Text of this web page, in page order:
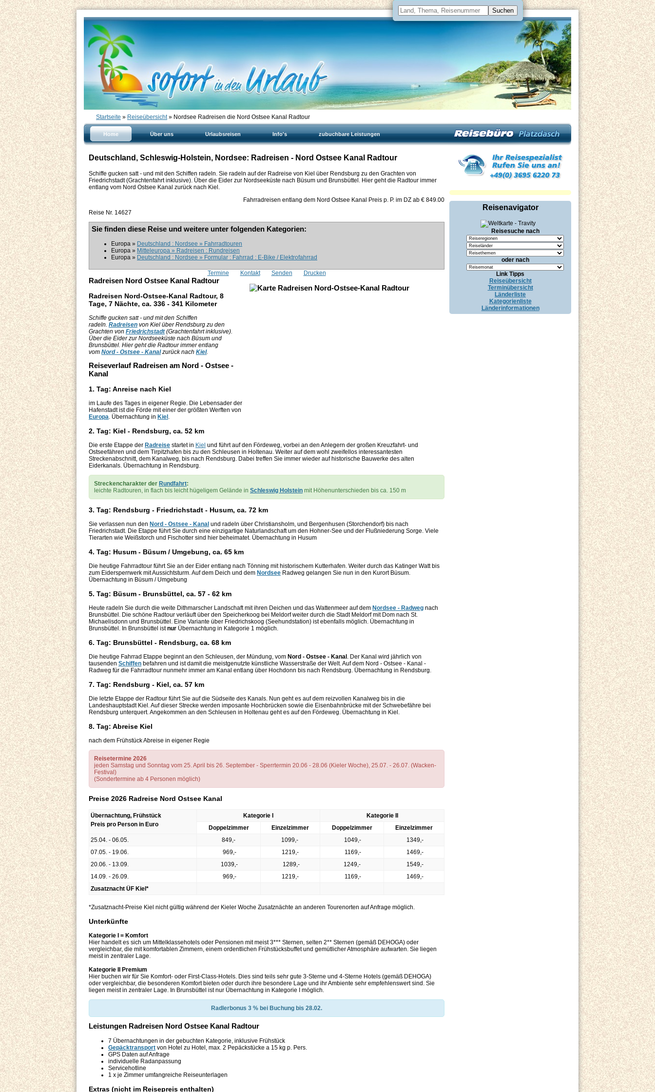
Startseite » Reiseübersicht» Nordsee Radreisen die Nord Ostsee Kanal Radtour
Home Über uns Urlaubsreisen Info's zubuchbare Leistungen
Deutschland, Schleswig-Holstein, Nordsee: Radreisen - Nord Ostsee Kanal Radtour
Schiffe gucken satt - und mit den Schiffen radeln. Sie radeln auf der Radreise von Kiel über Rendsburg zu den Grachten von
Friedrichstadt (Grachtenfahrt inklusive). Über die Eider zur Nordseeküste nach Büsum und Brunsbüttel. Hier geht die Radtour immer
entlang vom Nord Ostsee Kanal zurück nach Kiel.
Fahrradreisen entlang dem Nord Ostsee Kanal Preis p. P. im DZ ab € 849.00
Reise Nr. 14627
Sie finden diese Reise und weitere unter folgenden Kategorien:
Europa » Deutschland : Nordsee » Fahrradtouren
Europa » Mitteleuropa » Radreisen : Rundreisen
Europa » Deutschland : Nordsee » Formular : Fahrrad : E-Bike / Elektrofahrrad
Termine Kontakt Senden Drucken
Radreisen Nord Ostsee Kanal Radtour
Radreisen Nord-Ostsee-Kanal Radtour, 8
Tage, 7 Nächte, ca. 336 - 341 Kilometer
Schiffe gucken satt - und mit den Schiffen
radeln. Radreisen von Kiel über Rendsburg zu den
Grachten von Friedrichstadt(Grachtenfahrt inklusive).
Über die Eider zur Nordseeküste nach Büsum und
Brunsbüttel. Hier geht die Radtour immer entlang
vom Nord - Ostsee - Kanalzurück nach Kiel.
Reiseverlauf Radreisen am Nord - Ostsee -
Kanal
1. Tag: Anreise nach Kiel
im Laufe des Tages in eigener Regie. Die Lebensader der
Hafenstadt ist die Förde mit einer der größten Werften von
Europa. Übernachtung in Kiel .
2. Tag: Kiel - Rendsburg, ca. 52 km
Die erste Etappe der Radreise startet in Kiel und führt auf den Fördeweg, vorbei an den Anlegern der großen Kreuzfahrt- und
Ostseefähren und dem Tirpitzhafen bis zu den Schleusen in Holtenau. Weiter auf dem wohl zweifellos interessantesten
Streckenabschnitt, dem Kanalweg, bis nach Rendsburg. Dabei treffen Sie immer wieder auf historische Bauwerke des alten
Eiderkanals. Übernachtung in Rendsburg.
Streckencharakter der Rundfahrt:
leichte Radtouren, in flach bis leicht hügeligem Gelände in Schleswig Holstein mit Höhenunterschieden bis ca. 150 m
3. Tag: Rendsburg - Friedrichstadt - Husum, ca. 72 km
Sie verlassen nun den Nord - Ostsee - Kanal und radeln über Christiansholm, und Bergenhusen (Storchendorf) bis nach
Friedrichstadt. Die Etappe führt Sie durch eine einzigartige Naturlandschaft um den Hohner-See und der Flußniederung Sorge. Viele
Tierarten wie Weißstorch und Fischotter sind hier beheimatet. Übernachtung in Husum
4. Tag: Husum - Büsum / Umgebung, ca. 65 km
Die heutige Fahrradtour führt Sie an der Eider entlang nach Tönning mit historischem Kutterhafen. Weiter durch das Katinger Watt bis
zum Eidersperrwerk mit Aussichtsturm. Auf dem Deich und dem Nordsee Radweg gelangen Sie nun in den Kurort Büsum.
Übernachtung in Büsum / Umgebung
5. Tag: Büsum - Brunsbüttel, ca. 57 - 62 km
Heute radeln Sie durch die weite Dithmarscher Landschaft mit ihren Deichen und das Wattenmeer auf dem Nordsee - Radweg nach
Brunsbüttel. Die schöne Radtour verläuft über den Speicherkoog bei Meldorf weiter durch die Stadt Meldorf mit Dom nach St.
Michaelisdonn und Brunsbüttel. Eine Variante über Friedrichskoog (Seehundstation) ist ebenfalls möglich. Übernachtung in
Brunsbüttel. In Brunsbüttel istnur Übernachtung in Kategorie 1 möglich.
6. Tag: Brunsbüttel - Rendsburg, ca. 68 km
Die heutige Fahrrad Etappe beginnt an den Schleusen, der Mündung, vom Nord - Ostsee - Kanal . Der Kanal wird jährlich von
tausenden Schiffen befahren und ist damit die meistgenutzte künstliche Wasserstraße der Welt. Auf dem Nord - Ostsee - Kanal -
Radweg für die Fahrradtour nunmehr immer am Kanal entlang über Hochdonn bis nach Rendsburg. Übernachtung in Rendsburg.
7. Tag: Rendsburg - Kiel, ca. 57 km
Die letzte Etappe der Radtour führt Sie auf die Südseite des Kanals. Nun geht es auf dem reizvollen Kanalweg bis in die
Landeshauptstadt Kiel. Auf dieser Strecke werden imposante Hochbrücken sowie die Eisenbahnbrücke mit der Schwebefähre bei
Rendsburg unterquert. Angekommen an den Schleusen in Holtenau geht es auf den Fördeweg. Übernachtung in Kiel.
8. Tag: Abreise Kiel
nach dem Frühstück Abreise in eigener Regie
Reisetermine 2026
jeden Samstag und Sonntag vom 25. April bis 26. September - Sperrtermin 20.06 - 28.06 (Kieler Woche), 25.07. - 26.07. (Wacken-
Festival)
(Sondertermine ab 4 Personen möglich)
Preise 2026 Radreise Nord Ostsee Kanal
Übernachtung, Frühstück
Preis pro Person in Euro
Kategorie I
Kategorie II
Doppelzimmer
Einzelzimmer Doppelzimmer
Einzelzimmer
25.04. - 06.05.
849,- 1099,- 1049,-
1349,-
07.05. - 19.06.
969,- 1219,- 1169,-
1469,-
20.06. - 13.09.
1039,- 1289,- 1249,-
1549,-
14.09. - 26.09.
969,- 1219,- 1169,-
1469,-
Zusatznacht ÜF Kiel*
*Zusatznacht-Preise Kiel nicht gültig während der Kieler Woche Zusatznächte an anderen Tourenorten auf Anfrage möglich.
Unterkünfte
Kategorie I = Komfort
Hier handelt es sich um Mittelklassehotels oder Pensionen mit meist 3*** Sternen, selten 2** Sternen (gemäß DEHOGA) oder
vergleichbar, die mit komfortablen Zimmern, einem ordentlichen Frühstücksbuffet und gemütlicher Atmosphäre aufwarten. Sie liegen
meist in zentraler Lage.
Kategorie II Premium
Hier buchen wir für Sie Komfort- oder First-Class-Hotels. Dies sind teils sehr gute 3-Sterne und 4-Sterne Hotels (gemäß DEHOGA)
oder vergleichbar, die besonderen Komfort bieten oder durch ihre besondere Lage und ihr Ambiente sehr empfehlenswert sind. Sie
liegen meist in zentraler Lage. In Brunsbüttel ist nur Übernachtung in Kategorie I möglich.
Radlerbonus 3 % bei Buchung bis 28.02.
Leistungen Radreisen Nord Ostsee Kanal Radtour
7 Übernachtungen in der gebuchten Kategorie, inklusive Frühstück
Gepäcktransport von Hotel zu Hotel, max. 2 Pepäckstücke a 15 kg p. Pers.
GPS Daten auf Anfrage
individuelle Radanpassung
Servicehotline
1 x je Zimmer umfangreiche Reiseunterlagen
Extras (nicht im Reisepreis enthalten)
Reisenavigator
Reisesuche nach
oder nach
Link Tipps
Reiseübersicht
Terminübersicht
Länderliste
Kategorienliste
Länderinformationen